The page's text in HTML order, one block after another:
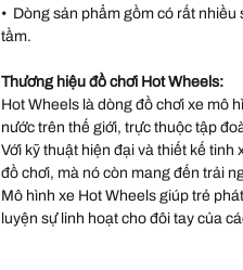
• Dòng sản phẩm gồm có rất
tầm.
Thương hiệu đồ chơi Hot Wheels:
Hot Wheels là dòng đồ chơi xe mô
nước trên thế giới, trực thuộc tập
Với kỹ thuật hiện đại và thiết kế
đồ chơi, mà nó còn mang đến trải
Mô hình xe Hot Wheels giúp trẻ
luyện sự linh hoạt cho đôi tay của